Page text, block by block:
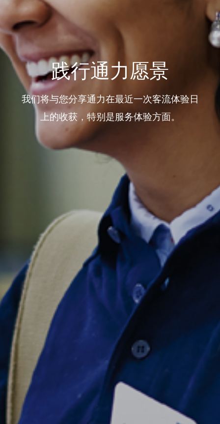
践行通力愿景
我们将与您分享通力在最近一次客流体验日
上的收获，特别是服务体验方面。